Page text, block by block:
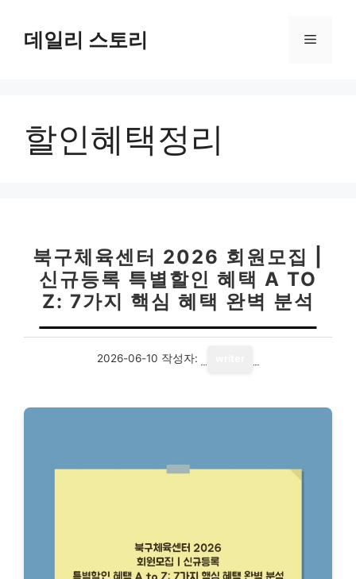
데일리 스토리 메
할인혜택정리
북구체육센터 2026 회원모집 |
신규등록 특별할인 혜택 A TO
Z: 7가지 핵심 혜택 완벽 분석
2026-06-10 작성자: